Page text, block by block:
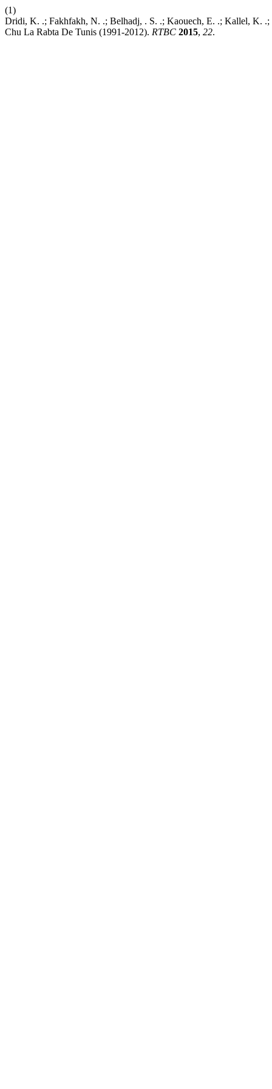
(1)
Dridi, K. .; Fakhfakh, N. .; Belhadj, . S. .; Kaouech, E. .; Kallel, K. .;
Chu La Rabta De Tunis (1991-2012). RTBC 2015, 22.